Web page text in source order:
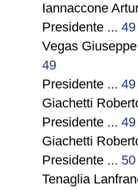
Iannaccone
Presidente ... 49
Vegas
49
Presidente ... 49
Giachetti
Presidente ... 49
Giachetti
Presidente ... 50
Tenaglia